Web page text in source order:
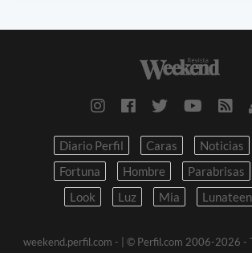
Diario Perfil Caras Noticias
Fortuna
Hombre Parabrisas
Look
Luz Mia Lunateen
weekend.perfil.com -
| © Perfil.com 2006-2026 -